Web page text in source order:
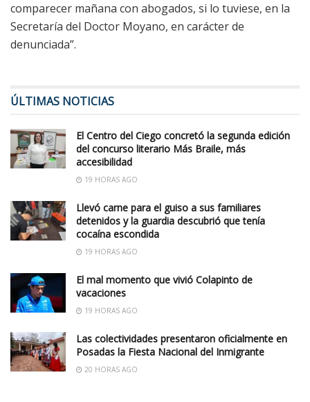
comparecer mañana con abogados, si lo tuviese, en la
Secretaría del Doctor Moyano, en carácter de
denunciada”.
ÚLTIMAS NOTICIAS
El Centro del Ciego concretó la segunda edición
del concurso literario Más Braile, más
accesibilidad
19 HORAS AGO
Llevó carne para el guiso a sus familiares
detenidos y la guardia descubrió que tenía
cocaína escondida
19 HORAS AGO
El mal momento que vivió Colapinto de
vacaciones
19 HORAS AGO
Las colectividades presentaron oficialmente en
Posadas la Fiesta Nacional del Inmigrante
20 HORAS AGO